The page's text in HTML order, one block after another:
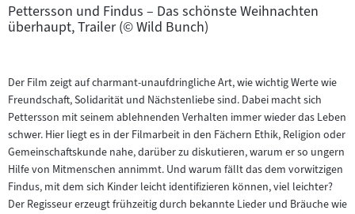
Pettersson und Findus – Das schönste Weihnachten
überhaupt, Trailer (© Wild Bunch)
Der Film zeigt auf charmant-unaufdringliche Art, wie wichtig Werte wie
Freundschaft, Solidarität und Nächstenliebe sind. Dabei macht sich
Pettersson mit seinem ablehnenden Verhalten immer wieder das Leben
schwer. Hier liegt es in der Filmarbeit in den Fächern Ethik, Religion oder
Gemeinschaftskunde nahe, darüber zu diskutieren, warum er so ungern
Hilfe von Mitmenschen annimmt. Und warum fällt das dem vorwitzigen
Findus, mit dem sich Kinder leicht identifizieren können, viel leichter?
Der Regisseur erzeugt frühzeitig durch bekannte Lieder und Bräuche wie